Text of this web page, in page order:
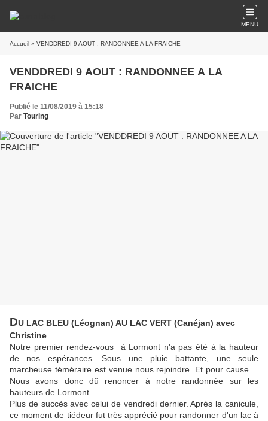
MENU
Accueil » VENDDREDI 9 AOUT : RANDONNEE A LA FRAICHE
VENDDREDI 9 AOUT : RANDONNEE A LA
FRAICHE
Publié le 11/08/2019 à 15:18
Par Touring
DU LAC BLEU (Léognan) AU LAC VERT (Canéjan) avec
Christine
Notre premier rendez-vous à Lormont n'a pas été à la hauteur
de nos espérances. Sous une pluie battante, une seule
marcheuse téméraire est venue nous rejoindre. Et pour cause...
Nous avons donc dû renoncer à notre randonnée sur les
hauteurs de Lormont.
Plus de succès avec celui de vendredi dernier. Après la canicule,
ce moment de tiédeur fut très apprécié pour randonner d'un lac à